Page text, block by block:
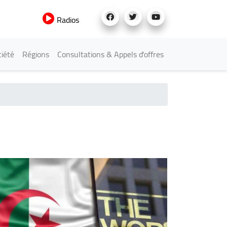
Radios
Régions Consultations & Appels d'offres